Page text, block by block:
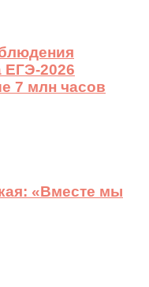
ЕГЭ-2026
7 млн часов
«Вместе мы